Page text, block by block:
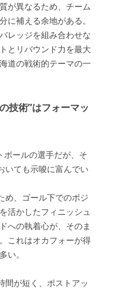
が異なるため、チーム
に補える余地がある。
レッジを組み合わせな
とリバウンド力を最大
道の戦術的テーマの一
技術”はフォーマッ
ボールの選手だが、そ
いても示唆に富んでい
め、ゴール下でのポジ
活かしたフィニッシュ
への執着心が、そのま
これはオカフォーが得
い。
間が短く、ポストアッ